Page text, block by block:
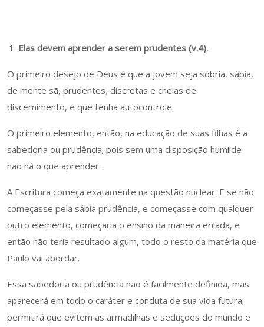
Elas devem aprender a serem prudentes (v.4).
O primeiro desejo de Deus é que a jovem seja sóbria, sábia,
de mente sã, prudentes, discretas e cheias de
discernimento, e que tenha autocontrole.
O primeiro elemento, então, na educação de suas filhas é a
sabedoria ou prudência; pois sem uma disposição humilde
não há o que aprender.
A Escritura começa exatamente na questão nuclear. E se não
começasse pela sábia prudência, e começasse com qualquer
outro elemento, começaria o ensino da maneira errada, e
então não teria resultado algum, todo o resto da matéria que
Paulo vai abordar.
Essa sabedoria ou prudência não é facilmente definida, mas
aparecerá em todo o caráter e conduta de sua vida futura;
permitirá que evitem as armadilhas e seduções do mundo e